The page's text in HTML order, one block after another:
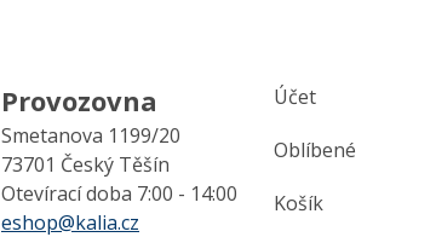
Provozovna
Smetanova 1199/20
73701 Český Těšín
Otevírací doba 7:00 - 14:00
eshop@kalia.cz
Účet
Oblíbené
Košík